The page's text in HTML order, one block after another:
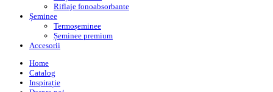
Riflaje fonoabsorbante
Șeminee
Termoșeminee
Șeminee premium
Accesorii
Home
Catalog
Inspirație